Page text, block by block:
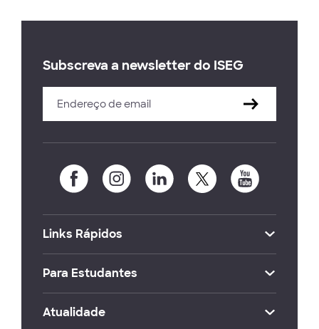
Subscreva a newsletter do ISEG
Links Rápidos
Para Estudantes
Atualidade